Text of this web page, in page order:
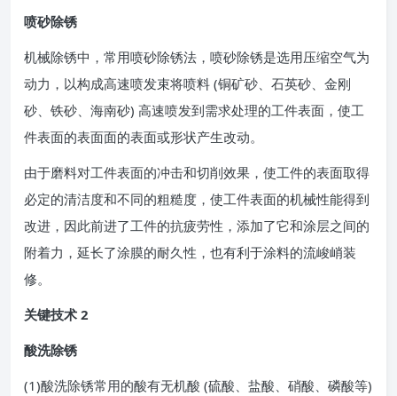
喷砂除锈
机械除锈中，常用喷砂除锈法，喷砂除锈是选用压缩空气为
动力，以构成高速喷发束将喷料 (铜矿砂、石英砂、金刚
砂、铁砂、海南砂) 高速喷发到需求处理的工件表面，使工
件表面的表面面的表面或形状产生改动。
由于磨料对工件表面的冲击和切削效果，使工件的表面取得
必定的清洁度和不同的粗糙度，使工件表面的机械性能得到
改进，因此前进了工件的抗疲劳性，添加了它和涂层之间的
附着力，延长了涂膜的耐久性，也有利于涂料的流峻峭装
修。
关键技术 2
酸洗除锈
(1)酸洗除锈常用的酸有无机酸 (硫酸、盐酸、硝酸、磷酸等)